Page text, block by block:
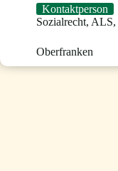
Kontaktperson
Sozialrecht, ALS,
Oberfranken